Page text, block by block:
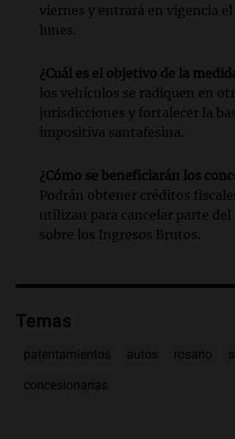
viernes y entrará en vigencia
lunes.
¿Cuál es el objetivo de la
los vehículos se radiquen en
jurisdicciones y fortalecer la
impositiva santafesina.
¿Cómo se beneficiarán los
Podrán obtener créditos
utilizan para cancelar parte
sobre los Ingresos Brutos.
Temas
patentamientos autos rosario
concesionarias